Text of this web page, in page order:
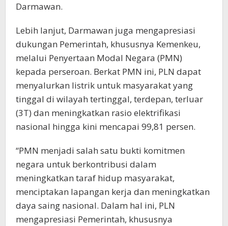
Darmawan.
Lebih lanjut, Darmawan juga mengapresiasi
dukungan Pemerintah, khususnya Kemenkeu,
melalui Penyertaan Modal Negara (PMN)
kepada perseroan. Berkat PMN ini, PLN dapat
menyalurkan listrik untuk masyarakat yang
tinggal di wilayah tertinggal, terdepan, terluar
(3T) dan meningkatkan rasio elektrifikasi
nasional hingga kini mencapai 99,81 persen.
“PMN menjadi salah satu bukti komitmen
negara untuk berkontribusi dalam
meningkatkan taraf hidup masyarakat,
menciptakan lapangan kerja dan meningkatkan
daya saing nasional. Dalam hal ini, PLN
mengapresiasi Pemerintah, khususnya